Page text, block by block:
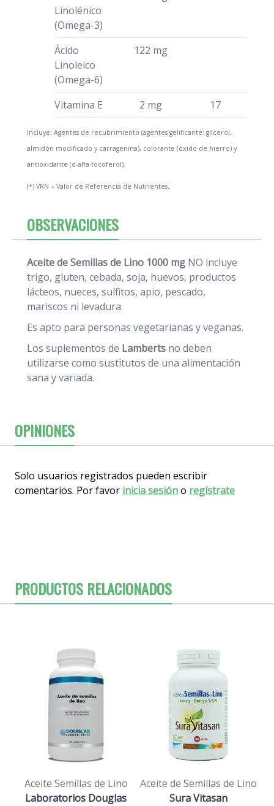
Linolénico
(Omega-3)
Ácido
Linoleico
(Omega-6)
122 mg
Vitamina E 2 mg 17
Incluye: Agentes de recubrimiento (agentes gelificante: glicerol,
almidón modificado y carragenina), colorante (óxido de hierro) y
antioxidante (d-alfa tocoferol).
(*) VRN = Valor de Referencia de Nutrientes.
OBSERVACIONES
Aceite de Semillas de Lino 1000 mg NO incluye
trigo, gluten, cebada, soja, huevos, productos
lácteos, nueces, sulfitos, apio, pescado,
mariscos ni levadura.
Es apto para personas vegetarianas y veganas.
Los suplementos de Lamberts no deben
utilizarse como sustitutos de una alimentación
sana y variada.
OPINIONES
Solo usuarios registrados pueden escribir
comentarios. Por favor inicia sesióno regístrate
PRODUCTOS RELACIONADOS
Aceite Semillas de Lino
Laboratorios Douglas
Aceite de Semillas de Lino
Sura Vitasan